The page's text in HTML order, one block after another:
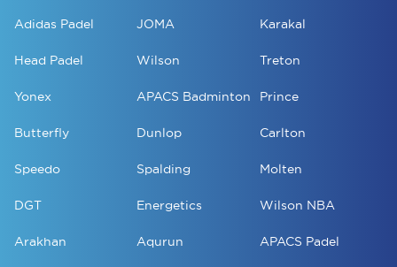
Adidas Padel JOMA Karakal
Head Padel Wilson Treton
Yonex APACS Badminton Prince
Butterfly Dunlop Carlton
Speedo Spalding Molten
DGT Energetics Wilson NBA
Arakhan Aqurun APACS Padel